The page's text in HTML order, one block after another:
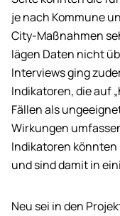
je nach Kommune
City-Maßnahmen
lägen Daten nicht
Interviews ging
Indikatoren, die auf
Fällen als
Wirkungen
Indikatoren
und sind damit in
Neu sei in den